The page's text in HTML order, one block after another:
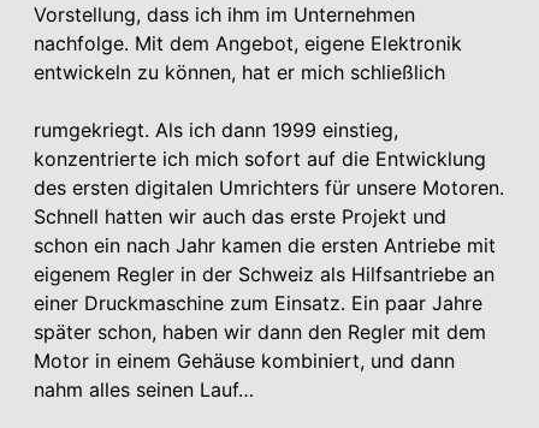
Vorstellung, dass ich ihm im Unternehmen
nachfolge. Mit dem Angebot, eigene Elektronik
entwickeln zu können, hat er mich schließlich
rumgekriegt. Als ich dann 1999 einstieg,
konzentrierte ich mich sofort auf die Entwicklung
des ersten digitalen Umrichters für unsere Motoren.
Schnell hatten wir auch das erste Projekt und
schon ein nach Jahr kamen die ersten Antriebe mit
eigenem Regler in der Schweiz als Hilfsantriebe an
einer Druckmaschine zum Einsatz. Ein paar Jahre
später schon, haben wir dann den Regler mit dem
Motor in einem Gehäuse kombiniert, und dann
nahm alles seinen Lauf…